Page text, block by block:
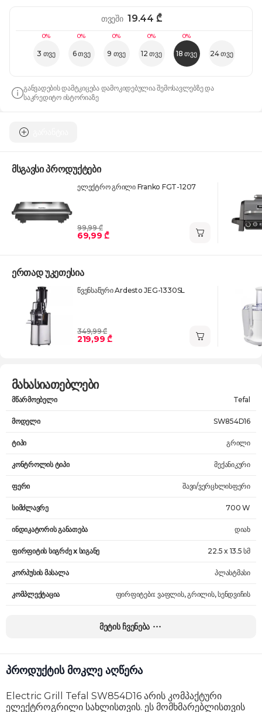
0%
3 თვე
0%
6 თვე
0%
9 თვე
0%
12 თვე
0%
18 თვე 24 თვე
თვეში 19.44 ₾
განვადების დამტკიცება დამოკიდებულია შემოსავლებზე და
საკრედიტო ისტორიაზე
მსგავსი პროდუქტები
ელექტრო გრილი Franko FGT-1207
99,99 ₾
69,99 ₾
ერთად უკეთესია
წვენსაწური Ardesto JEG-1330SL
349,99 ₾
219,99 ₾
მახასიათებლები
მწარმოებელი Tefal
მოდელი SW854D16
ტიპი გრილი
კონტროლის ტიპი მექანიკური
ფერი შავი/ვერცხლისფერი
სიმძლავრე 700 W
ინდიკატორის განათება დიახ
ფირფიტის სიგრძე x სიგანე 22.5 x 13.5 სმ
კორპუსის მასალა პლასტმასი
კომპლექტაცია ფირფიტები: ვაფლის, გრილის, სენდვიჩის
მეტის ჩვენება
პროდუქტის მოკლე აღწერა
Electric Grill Tefal SW854D16 არის კომპაქტური
ელექტროგრილი სახლისთვის. ეს მომხმარებლისთვის